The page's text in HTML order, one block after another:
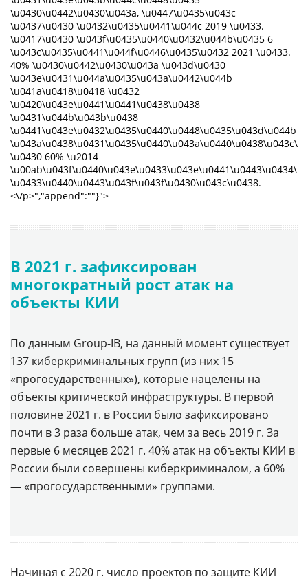
\u0430\u0442\u0430\u043a, \u0447\u0435\u043c
\u0437\u0430 \u0432\u0435\u0441\u044c 2019 \u0433.
\u0417\u0430 \u043f\u0435\u0440\u0432\u044b\u0435 6
\u043c\u0435\u0441\u044f\u0446\u0435\u0432 2021 \u0433.
40% \u0430\u0442\u0430\u043a \u043d\u0430
\u043e\u0431\u044a\u0435\u043a\u0442\u044b
\u041a\u0418\u0418 \u0432
\u0420\u043e\u0441\u0441\u0438\u0438
\u0431\u044b\u043b\u0438
\u0441\u043e\u0432\u0435\u0440\u0448\u0435\u043d\u044b
\u0430 60% \u2014
\u0433\u0440\u0443\u043f\u043f\u0430\u043c\u0438.
<\/p>","append":""}">
В 2021 г. зафиксирован
многократный рост атак на
объекты КИИ
По данным Group-IB, на данный момент существует
137 киберкриминальных групп (из них 15
«прогосударственных»), которые нацелены на
объекты критической инфраструктуры. В первой
половине 2021 г. в России было зафиксировано
почти в 3 раза больше атак, чем за весь 2019 г. За
первые 6 месяцев 2021 г. 40% атак на объекты КИИ в
России были совершены киберкриминалом, а 60%
— «прогосударственными» группами.
Начиная с 2020 г. число проектов по защите КИИ